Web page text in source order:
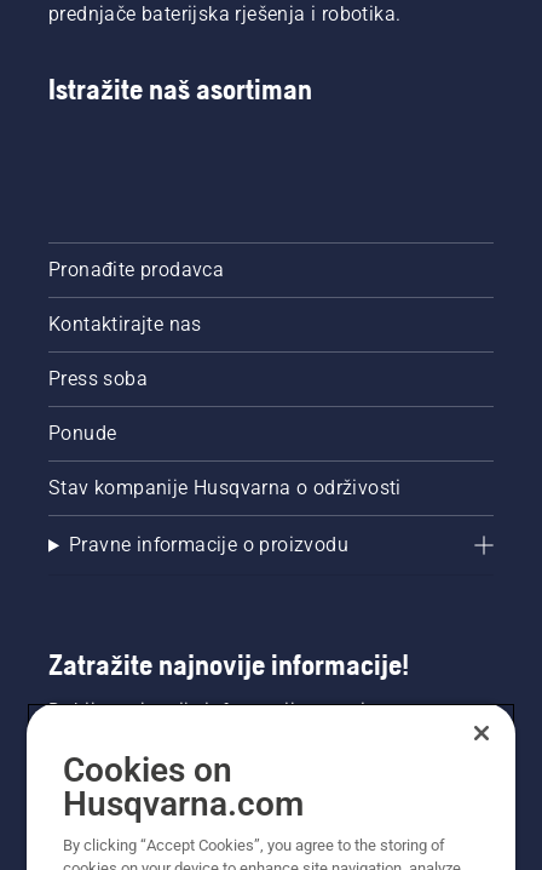
prednjače baterijska rješenja i robotika.
Istražite naš asortiman
Pronađite prodavca
Kontaktirajte nas
Press soba
Ponude
Stav kompanije Husqvarna o održivosti
Pravne informacije o proizvodu
Zatražite najnovije informacije!
Dobijte najnovije informacije o novim
toga. Ovdje se registrirajte za naš bilten.
Cookies on
Husqvarna.com
By clicking “Accept Cookies”, you agree to the storing of